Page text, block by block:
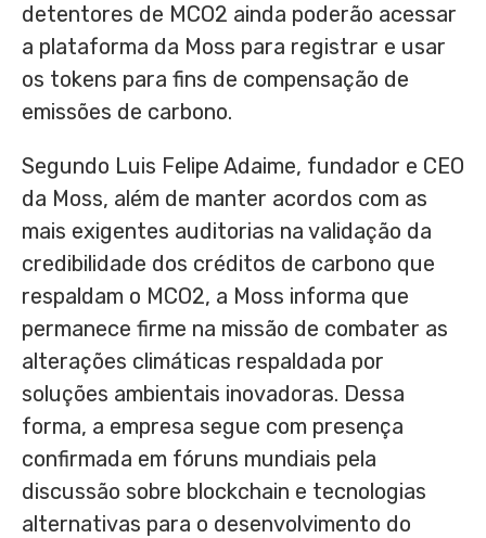
detentores de MCO2 ainda poderão acessar
a plataforma da Moss para registrar e usar
os tokens para fins de compensação de
emissões de carbono.
Segundo Luis Felipe Adaime, fundador e CEO
da Moss, além de manter acordos com as
mais exigentes auditorias na validação da
credibilidade dos créditos de carbono que
respaldam o MCO2, a Moss informa que
permanece firme na missão de combater as
alterações climáticas respaldada por
soluções ambientais inovadoras. Dessa
forma, a empresa segue com presença
confirmada em fóruns mundiais pela
discussão sobre blockchain e tecnologias
alternativas para o desenvolvimento do